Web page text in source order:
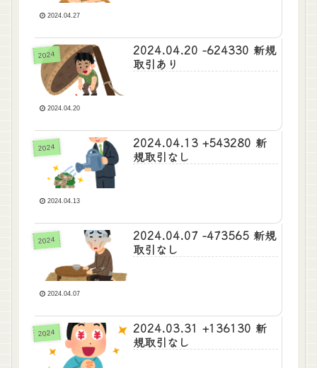
2024.04.27
2024
2024.04.20 -624330 新規
取引あり
2024.04.20
2024
2024.04.13 +543280 新
規取引なし
2024.04.13
2024
2024.04.07 -473565 新規
取引なし
2024.04.07
2024
2024.03.31 +136130 新
規取引なし